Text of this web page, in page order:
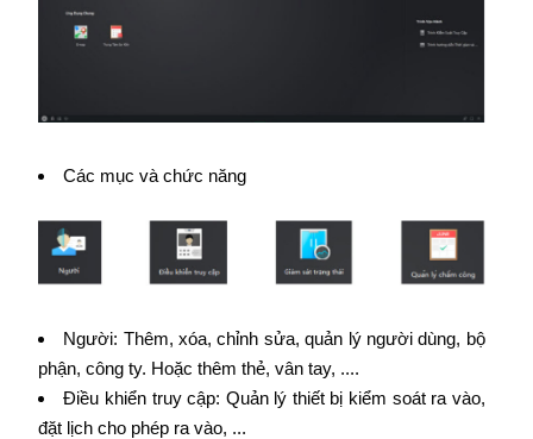
Các mục và chức năng
Người: Thêm, xóa, chỉnh sửa, quản lý người dùng, bộ
phận, công ty. Hoặc thêm thẻ, vân tay, ....
Điều khiển truy cập: Quản lý thiết bị kiểm soát ra vào,
đặt lịch cho phép ra vào, ...